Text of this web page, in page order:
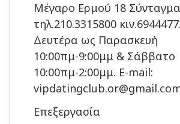
Μέγαρο Ερμού 18 Σύνταγμα
τηλ.210.3315800
Δευτέρα ως Παρασκευή
10:00πμ-9:00μμ & Σάββατο
10:00πμ-2:00μμ. E-mail:
Επεξεργασία